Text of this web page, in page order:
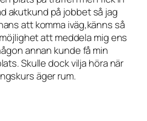
akutkund på jobbet så jag
att komma iväg,känns så
att meddela mig ens
annan kunde få min
Skulle dock vilja höra när
äger rum.